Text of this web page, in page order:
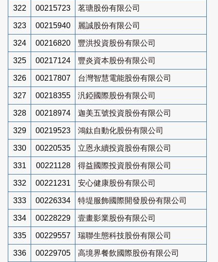
322 00215723 茗瑭股份有限公司
323 00215940 麗誠股份有限公司
324 00216820 豐洪投資股份有限公司
325 00217124 豐炎資本股份有限公司
326 00217807 台灣智慧電能股份有限公司
327 00218355 汎錏國際股份有限公司
328 00218974 迦美五號投資股份有限公司
329 00219523 鴻鈦自動化股份有限公司
330 00220535 立恩永續投資股份有限公司
331 00221128 得益國際投資股份有限公司
332 00221231 安心健康股份有限公司
333 00226334 特堤服飾國際開發股份有限公司
334 00228229 壹畫影業股份有限公司
335 00229557 瑞聯生態科技股份有限公司
336 00229705 高境界餐飲國際股份有限公司